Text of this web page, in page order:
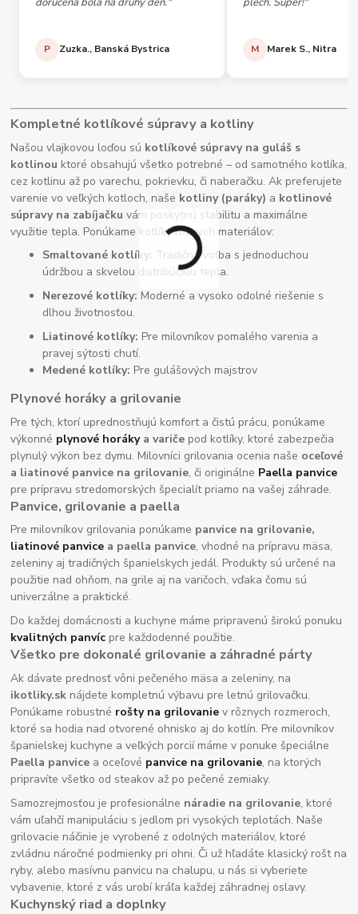
P Zuzka., Banská Bystrica M Marek S., Nitra
Kompletné kotlíkové súpravy a kotliny
Našou vlajkovou loďou sú kotlíkové súpravy na guláš s
kotlinou ktoré obsahujú všetko potrebné – od samotného kotlíka,
cez kotlinu až po varechu, pokrievku, či naberačku. Ak preferujete
varenie vo veľkých kotloch, naše kotliny (paráky) a kotlinové
súpravy na zabíjačku vám poskytnú stabilitu a maximálne
využitie tepla. Ponúkame kotlíky rôznych materiálov:
Smaltované kotlíky: Tradičná voľba s jednoduchou
údržbou a skvelou distribúciou tepla.
Nerezové kotlíky: Moderné a vysoko odolné riešenie s
dlhou životnosťou.
Liatinové kotlíky: Pre milovníkov pomalého varenia a
pravej sýtosti chutí.
Medené kotlíky: Pre gulášových majstrov
Plynové horáky a grilovanie
Pre tých, ktorí uprednostňujú komfort a čistú prácu, ponúkame
výkonné plynové horákya variče pod kotlíky, ktoré zabezpečia
plynulý výkon bez dymu. Milovníci grilovania ocenia naše oceľové
a liatinové panvice na grilovanie, či originálne Paella panvice
pre prípravu stredomorských špecialít priamo na vašej záhrade.
Panvice, grilovanie a paella
Pre milovníkov grilovania ponúkame panvice na grilovanie,
liatinové panvice a paella panvice, vhodné na prípravu mäsa,
zeleniny aj tradičných španielskych jedál. Produkty sú určené na
použitie nad ohňom, na grile aj na varičoch, vďaka čomu sú
univerzálne a praktické.
Do každej domácnosti a kuchyne máme pripravenú širokú ponuku
kvalitných panvíc pre každodenné použitie.
Všetko pre dokonalé grilovanie a záhradné párty
Ak dávate prednosť vôni pečeného mäsa a zeleniny, na
ikotliky.sk nájdete kompletnú výbavu pre letnú grilovačku.
Ponúkame robustné rošty na grilovanie v rôznych rozmeroch,
ktoré sa hodia nad otvorené ohnisko aj do kotlín. Pre milovníkov
španielskej kuchyne a veľkých porcií máme v ponuke špeciálne
Paella panvice a oceľové panvice na grilovanie, na ktorých
pripravíte všetko od steakov až po pečené zemiaky.
Samozrejmosťou je profesionálne náradie na grilovanie, ktoré
vám uľahčí manipuláciu s jedlom pri vysokých teplotách. Naše
grilovacie náčinie je vyrobené z odolných materiálov, ktoré
zvládnu náročné podmienky pri ohni. Či už hľadáte klasický rošt na
ryby, alebo masívnu panvicu na chalupu, u nás si vyberiete
vybavenie, ktoré z vás urobí kráľa každej záhradnej oslavy.
Kuchynský riad a doplnky